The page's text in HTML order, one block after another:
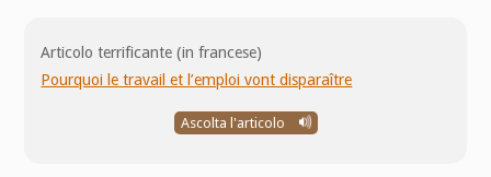
Articolo terrificante (in francese)
Pourquoi le travail et l’emploi vont disparaître
Ascolta l'articolo